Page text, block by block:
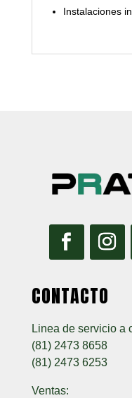
Instalaciones
CONTACTO
Linea de servicio a
(81) 2473 8658
(81) 2473 6253
Ventas: